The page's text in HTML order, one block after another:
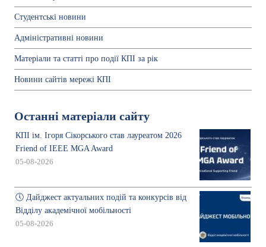
Студентські новини
Адміністративні новини
Матеріали та статті про події КПІ за рік
Новини сайтів мережі КПІ
Останні матеріали сайту
КПІ ім. Ігоря Сікорського став лауреатом 2026
Friend of IEEE MGA Award
05-08-2026
🕔 Дайджест актуальних подій та конкурсів від
Відділу академічної мобільності
05-08-2026